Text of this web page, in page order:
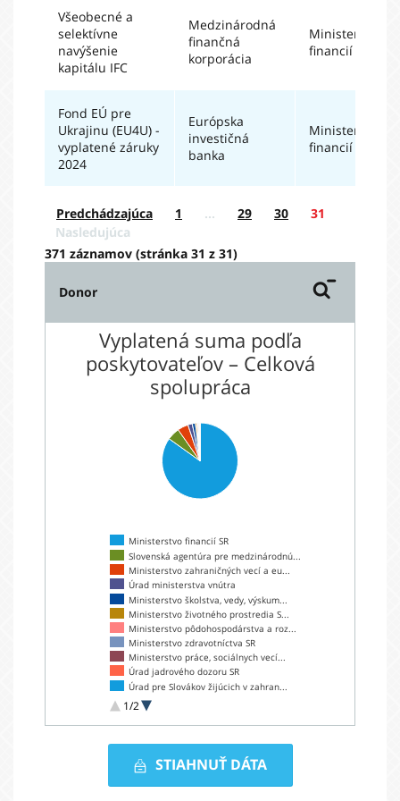
Všeobecné a
selektívne
navýšenie
kapitálu IFC
Medzinárodná
finančná
korporácia
Ministerstvo
financií SR
Fond EÚ pre
Ukrajinu (EU4U) -
vyplatené záruky
2024
Európska
investičná
banka
Ministerstvo
financií SR
Predchádzajúca 1 … 29 30
31
Nasledujúca
371 záznamov (stránka 31 z 31)
Donor
Vyplatená suma podľa
poskytovateľov – Celková
spolupráca
Ministerstvo financií SR
Slovenská agentúra pre medzinárodnú...
Ministerstvo zahraničných vecí a eu...
Úrad ministerstva vnútra
Ministerstvo školstva, vedy, výskum...
Ministerstvo životného prostredia S...
Ministerstvo pôdohospodárstva a roz...
Ministerstvo zdravotníctva SR
Ministerstvo práce, sociálnych vecí...
Úrad jadrového dozoru SR
Úrad pre Slovákov žijúcich v zahran...
Ministerstvo dopravy, výstavby a re...
1/2
STIAHNUŤ DÁTA